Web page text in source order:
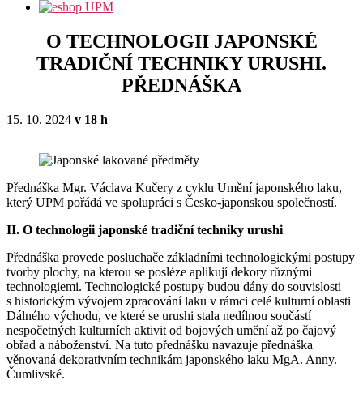
O TECHNOLOGII JAPONSKÉ
TRADIČNÍ TECHNIKY URUSHI.
PŘEDNÁŠKA
15. 10. 2024 v 18 h
Přednáška Mgr. Václava Kučery z cyklu Umění japonského laku,
který UPM pořádá ve spolupráci s Česko-japonskou společností.
II. O technologii japonské tradiční techniky urushi
Přednáška provede posluchače základními technologickými postupy
tvorby plochy, na kterou se posléze aplikují dekory různými
technologiemi. Technologické postupy budou dány do souvislosti
s historickým vývojem zpracování laku v rámci celé kulturní oblasti
Dálného východu, ve které se urushi stala nedílnou součástí
nespočetných kulturních aktivit od bojových umění až po čajový
obřad a náboženství. Na tuto přednášku navazuje přednáška
věnovaná dekorativním technikám japonského laku MgA. Anny.
Čumlivské.